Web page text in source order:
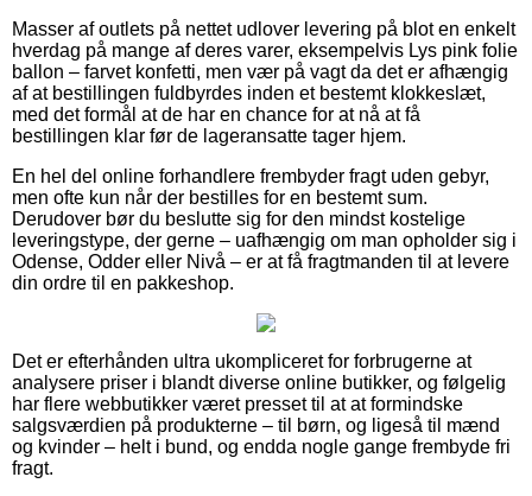
Masser af outlets på nettet udlover levering på blot en enkelt
hverdag på mange af deres varer, eksempelvis Lys pink folie
ballon – farvet konfetti, men vær på vagt da det er afhængig
af at bestillingen fuldbyrdes inden et bestemt klokkeslæt,
med det formål at de har en chance for at nå at få
bestillingen klar før de lageransatte tager hjem.
En hel del online forhandlere frembyder fragt uden gebyr,
men ofte kun når der bestilles for en bestemt sum.
Derudover bør du beslutte sig for den mindst kostelige
leveringstype, der gerne – uafhængig om man opholder sig i
Odense, Odder eller Nivå – er at få fragtmanden til at levere
din ordre til en pakkeshop.
Det er efterhånden ultra ukompliceret for forbrugerne at
analysere priser i blandt diverse online butikker, og følgelig
har flere webbutikker været presset til at at formindske
salgsværdien på produkterne – til børn, og ligeså til mænd
og kvinder – helt i bund, og endda nogle gange frembyde fri
fragt.